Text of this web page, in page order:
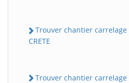
Trouver chantier carrelage
CRETE
Trouver chantier carrelage